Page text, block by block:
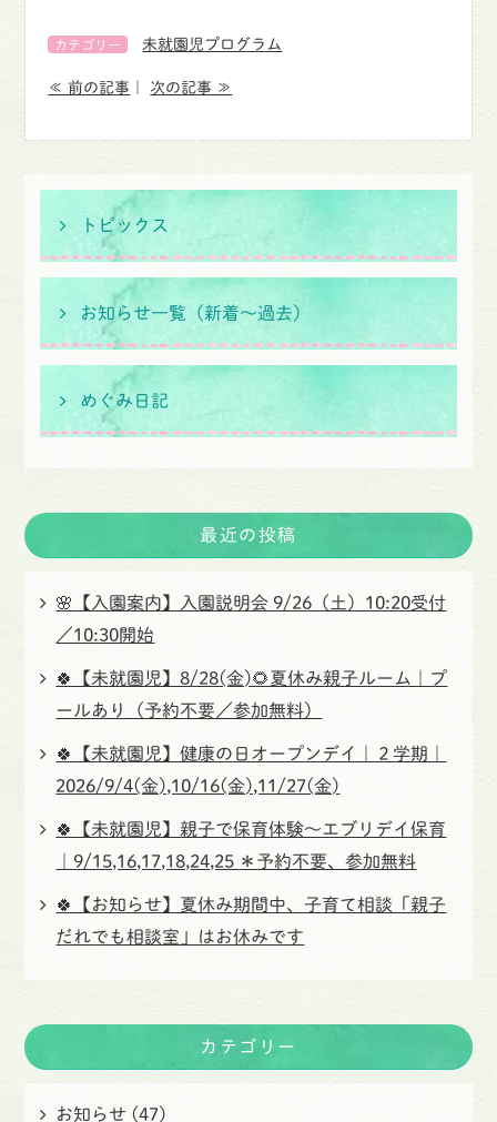
カテゴリー 未就園児プログラム
≪ 前の記事 次の記事 ≫
トピックス
お知らせ一覧（新着〜過去）
めぐみ日記
最近の投稿
🌸【入園案内】入園説明会 9/26（土）10:20受付
／10:30開始
🍀【未就園児】8/28(金)🌻夏休み親子ルーム｜プ
ールあり（予約不要／参加無料）
🍀【未就園児】健康の日オープンデイ｜２学期｜
2026/9/4(金),10/16(金),11/27(金)
🍀【未就園児】親子で保育体験〜エブリデイ保育
｜9/15,16,17,18,24,25 ＊予約不要、参加無料
🍀【お知らせ】夏休み期間中、子育て相談「親子
だれでも相談室」はお休みです
カテゴリー
お知らせ (47)